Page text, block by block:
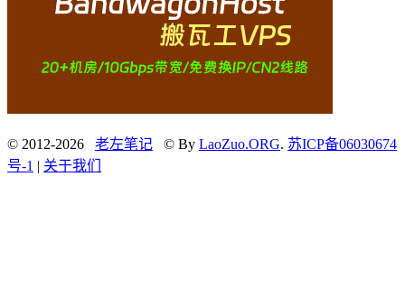
© 2012-2026 老左笔记 © By LaoZuo.ORG. 苏ICP备06030674
号-1 | 关于我们